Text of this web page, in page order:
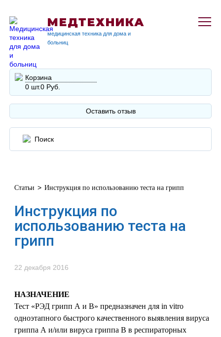
МЕДТЕХНИКА
медицинская техника для дома и
больниц
Корзина
0 шт.0 Руб.
Оставить отзыв
Статьи > Инструкция по использованию теста на грипп
Инструкция по
использованию теста на
грипп
22 декабря 2016
НАЗНАЧЕНИЕ
Тест «РЭД грипп А и В» предназначен для in vitro
одноэтапного быстрого качественного выявления вируса
гриппа А и/или вируса гриппа В в респираторных